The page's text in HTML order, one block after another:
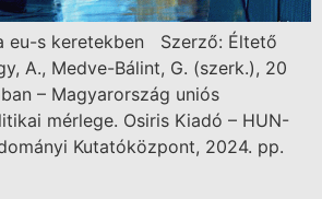
eu-s keretekben Szerző: Éltető
A., Medve-Bálint, G. (szerk.), 20
– Magyarország uniós
mérlege. Osiris Kiadó – HUN-
Kutatóközpont, 2024. pp.